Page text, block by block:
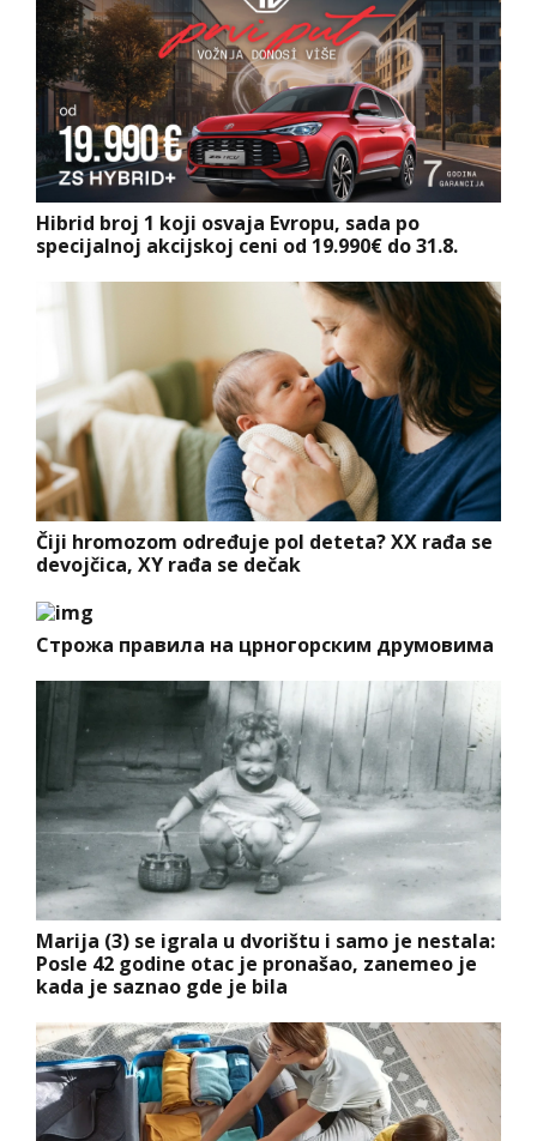
Hibrid broj 1 koji osvaja Evropu, sada po
specijalnoj akcijskoj ceni od 19.990€ do 31.8.
Čiji hromozom određuje pol deteta? XX rađa se
devojčica, XY rađa se dečak
Строжа правила на црногорским друмовима
Marija (3) se igrala u dvorištu i samo je nestala:
Posle 42 godine otac je pronašao, zanemeo je
kada je saznao gde je bila